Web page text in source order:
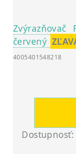
Zvýrazňovač
červený
4005401548218